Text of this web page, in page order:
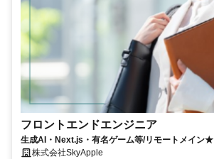
フロントエンドエンジニア
生成AI・Next.js・有名ゲーム等/リモートメイン★
株式会社SkyApple